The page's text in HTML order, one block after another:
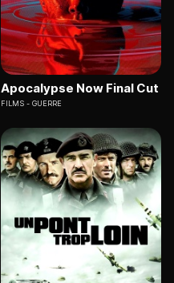
Apocalypse Now Final Cut
FILMS GUERRE